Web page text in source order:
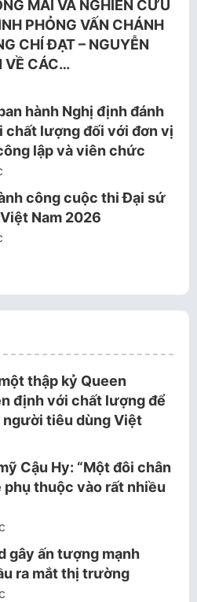
MAI VÀ NGHIÊN CỨU
PHỎNG VẤN CHÁNH
CHÍ ĐẠT – NGUYỄN
VỀ CÁC…
hành Nghị định đánh
chất lượng đối với đơn vị
lập và viên chức
công cuộc thi Đại sứ
Nam 2026
thập kỷ Queen
định với chất lượng để
tiêu dùng Việt
Cậu Hy: “Một đôi chân
phụ thuộc vào rất nhiều
gây ấn tượng mạnh
ra mắt thị trường